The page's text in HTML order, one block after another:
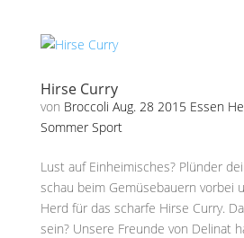
Hirse Curry
von Broccoli Aug. 28 2015 Essen
Sommer Sport
Lust auf Einheimisches? Plünder
schau beim Gemüsebauern vorbei
Herd für das scharfe Hirse Curry.
sein? Unsere Freunde von Delinat